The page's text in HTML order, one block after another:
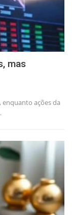
mas
ações da